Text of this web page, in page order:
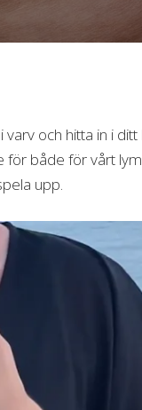
och hitta in i
både för vårt
upp.